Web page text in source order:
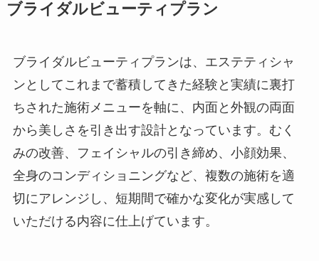
ブライダルビューティプラン
ブライダルビューティプランは、エステティシャ
ンとしてこれまで蓄積してきた経験と実績に裏打
ちされた施術メニューを軸に、内面と外観の両面
から美しさを引き出す設計となっています。むく
みの改善、フェイシャルの引き締め、小顔効果、
全身のコンディショニングなど、複数の施術を適
切にアレンジし、短期間で確かな変化が実感して
いただける内容に仕上げています。